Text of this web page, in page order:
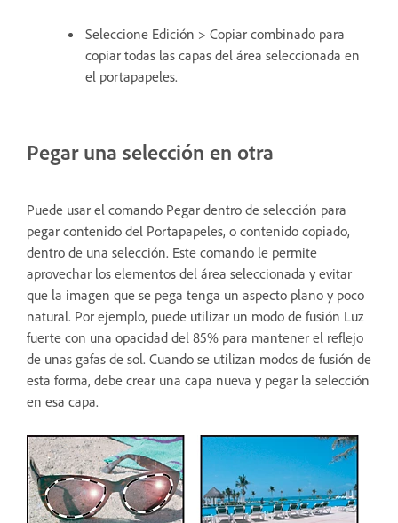
Seleccione Edición > Copiar combinado para
copiar todas las capas del área seleccionada en
el portapapeles.
Pegar una selección en otra
Puede usar el comando Pegar dentro de selección para
pegar contenido del Portapapeles, o contenido copiado,
dentro de una selección. Este comando le permite
aprovechar los elementos del área seleccionada y evitar
que la imagen que se pega tenga un aspecto plano y poco
natural. Por ejemplo, puede utilizar un modo de fusión Luz
fuerte con una opacidad del 85% para mantener el reflejo
de unas gafas de sol. Cuando se utilizan modos de fusión de
esta forma, debe crear una capa nueva y pegar la selección
en esa capa.